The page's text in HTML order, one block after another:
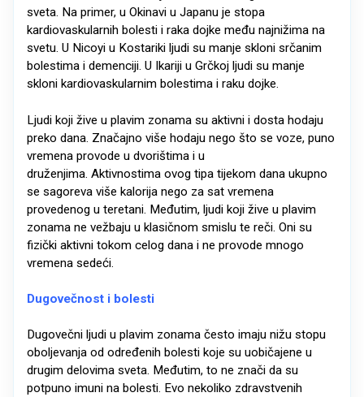
sveta. Na primer, u Okinavi u Japanu je stopa
kardiovaskularnih bolesti i raka dojke među najnižima na
svetu. U Nicoyi u Kostariki ljudi su manje skloni srčanim
bolestima i demenciji. U Ikariji u Grčkoj ljudi su manje
skloni kardiovaskularnim bolestima i raku dojke.
Ljudi koji žive u plavim zonama su aktivni i dosta hodaju
preko dana. Značajno više hodaju nego što se voze, puno
vremena provode u dvorištima i u
druženjima. Aktivnostima ovog tipa tijekom dana ukupno
se sagoreva više kalorija nego za sat vremena
provedenog u teretani. Međutim, ljudi koji žive u plavim
zonama ne vežbaju u klasičnom smislu te reči. Oni su
fizički aktivni tokom celog dana i ne provode mnogo
vremena sedeći.
Dugovečnost i bolesti
Dugovečni ljudi u plavim zonama često imaju nižu stopu
oboljevanja od određenih bolesti koje su uobičajene u
drugim delovima sveta. Međutim, to ne znači da su
potpuno imuni na bolesti. Evo nekoliko zdravstvenih